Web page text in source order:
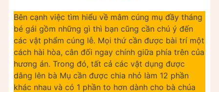
Bên cạnh việc tìm hiểu về mâm cúng mụ đầy tháng
bé gái gồm những gì thì bạn cũng cần chú ý đến
các vật phẩm cúng lễ. Mọi thứ cần được bài trí một
cách hài hòa, cân đối ngay chính giữa phía trên của
hương án. Trong đó, tất cả các vật dụng được
dâng lên bà Mụ cần được chia nhỏ làm 12 phần
khác nhau và có 1 phần to hơn dành cho bà chúa